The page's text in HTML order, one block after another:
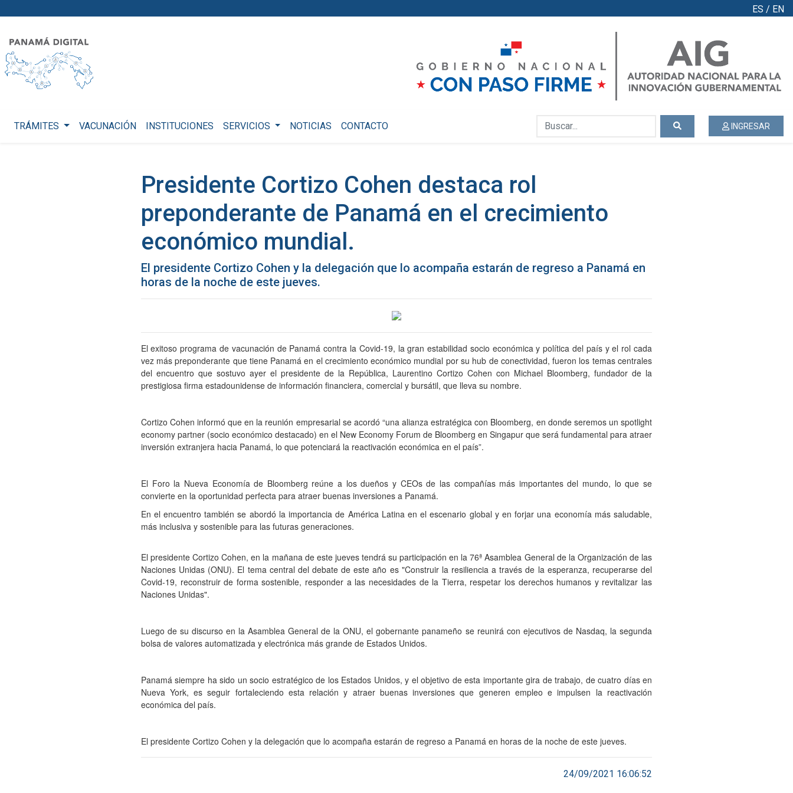
ES / EN
INGRESAR
TRÁMITES VACUNACIÓN INSTITUCIONES SERVICIOS NOTICIAS CONTACTO
Presidente Cortizo Cohen destaca rol
preponderante de Panamá en el crecimiento
económico mundial.
El presidente Cortizo Cohen y la delegación que lo acompaña estarán de regreso a Panamá en
horas de la noche de este jueves.
El exitoso programa de vacunación de Panamá contra la Covid-19, la gran estabilidad socio económica y política del país y el rol cada
vez más preponderante que tiene Panamá en el crecimiento económico mundial por su hub de conectividad, fueron los temas centrales
del encuentro que sostuvo ayer el presidente de la República, Laurentino Cortizo Cohen con Michael Bloomberg, fundador de la
prestigiosa firma estadounidense de información financiera, comercial y bursátil, que lleva su nombre.
Cortizo Cohen informó que en la reunión empresarial se acordó “una alianza estratégica con Bloomberg, en donde seremos un spotlight
economy partner (socio económico destacado) en el New Economy Forum de Bloomberg en Singapur que será fundamental para atraer
inversión extranjera hacia Panamá, lo que potenciará la reactivación económica en el país”.
El Foro la Nueva Economía de Bloomberg reúne a los dueños y CEOs de las compañías más importantes del mundo, lo que se
convierte en la oportunidad perfecta para atraer buenas inversiones a Panamá.
En el encuentro también se abordó la importancia de América Latina en el escenario global y en forjar una economía más saludable,
más inclusiva y sostenible para las futuras generaciones.
El presidente Cortizo Cohen, en la mañana de este jueves tendrá su participación en la 76ª Asamblea General de la Organización de las
Naciones Unidas (ONU). El tema central del debate de este año es "Construir la resiliencia a través de la esperanza, recuperarse del
Covid-19, reconstruir de forma sostenible, responder a las necesidades de la Tierra, respetar los derechos humanos y revitalizar las
Naciones Unidas".
Luego de su discurso en la Asamblea General de la ONU, el gobernante panameño se reunirá con ejecutivos de Nasdaq, la segunda
bolsa de valores automatizada y electrónica más grande de Estados Unidos.
Panamá siempre ha sido un socio estratégico de los Estados Unidos, y el objetivo de esta importante gira de trabajo, de cuatro días en
Nueva York, es seguir fortaleciendo esta relación y atraer buenas inversiones que generen empleo e impulsen la reactivación
económica del país.
El presidente Cortizo Cohen y la delegación que lo acompaña estarán de regreso a Panamá en horas de la noche de este jueves.
24/09/2021 16:06:52